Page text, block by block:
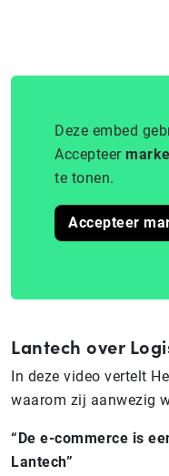
Deze embed
Accepteer
te tonen.
Accepteer
Lantech over
In deze video vertelt
waarom zij aanwezig
“De e-commerce is
Lantech”